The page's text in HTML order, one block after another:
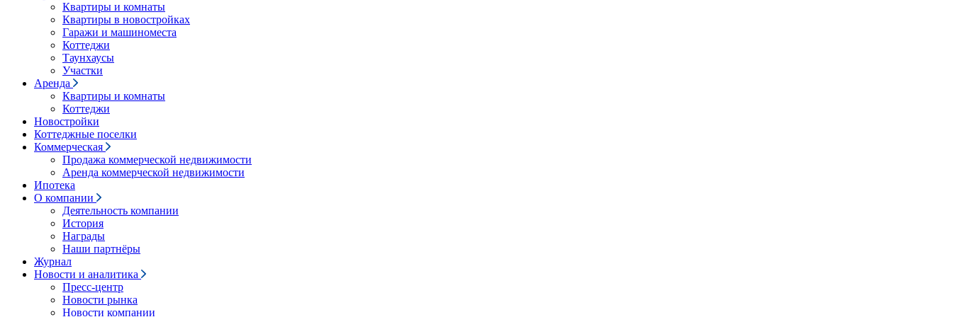
Квартиры и комнаты
Квартиры в новостройках
Гаражи и машиноместа
Коттеджи
Таунхаусы
Участки
Аренда
Квартиры и комнаты
Коттеджи
Новостройки
Коттеджные поселки
Коммерческая
Продажа коммерческой недвижимости
Аренда коммерческой недвижимости
Ипотека
О компании
Деятельность компании
История
Награды
Наши партнёры
Журнал
Новости и аналитика
Пресс-центр
Новости рынка
Новости компании